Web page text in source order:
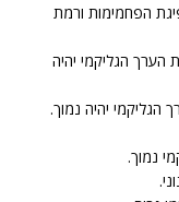
הפחמימות ורמת
הערך הגליקמי יהיה
הגליקמי יהיה נמוך.